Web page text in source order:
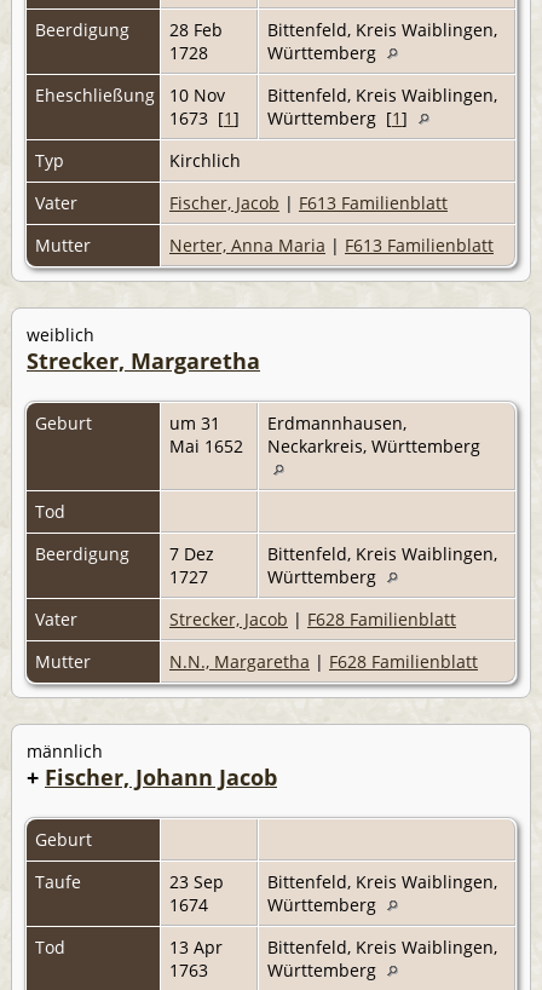
Beerdigung
28 Feb
1728
Bittenfeld, Kreis Waiblingen,
Württemberg
Eheschließung
10 Nov
1673 [1]
Bittenfeld, Kreis Waiblingen,
Württemberg [1]
Typ
Kirchlich
Vater
Fischer, Jacob | F613 Familienblatt
Mutter
Nerter, Anna Maria | F613 Familienblatt
weiblich
Strecker, Margaretha
Geburt
um 31
Mai 1652
Erdmannhausen,
Neckarkreis, Württemberg
Tod
Beerdigung
7 Dez
1727
Bittenfeld, Kreis Waiblingen,
Württemberg
Vater
Strecker, Jacob | F628 Familienblatt
Mutter
N.N., Margaretha | F628 Familienblatt
männlich
+ Fischer, Johann Jacob
Geburt
Taufe
23 Sep
1674
Bittenfeld, Kreis Waiblingen,
Württemberg
Tod
13 Apr
1763
Bittenfeld, Kreis Waiblingen,
Württemberg